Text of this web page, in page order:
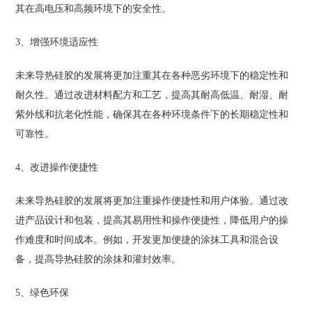
其在高电压和高频环境下的安全性。
3、增强环境适应性
未来导热硅胶的发展将更加注重其在各种恶劣环境下的稳定性和
耐久性。通过改进材料配方和工艺，提高其耐高低温、耐湿、耐
紫外线和抗老化性能，确保其在各种环境条件下的长期稳定性和
可靠性。
4、改进操作便捷性
未来导热硅胶的发展将更加注重操作便捷性和用户体验。通过改
进产品设计和包装，提高其易用性和操作便捷性，降低用户的操
作难度和时间成本。例如，开发更加便捷的涂抹工具和混合设
备，提高导热硅胶的涂抹和灌封效率。
5、绿色环保